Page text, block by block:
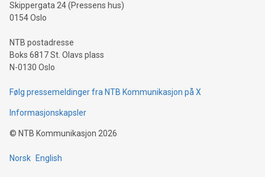
Skippergata 24 (Pressens hus)
0154 Oslo
NTB postadresse
Boks 6817 St. Olavs plass
N-0130 Oslo
Følg pressemeldinger fra NTB Kommunikasjon på X
Informasjonskapsler
© NTB Kommunikasjon 2026
Norsk English